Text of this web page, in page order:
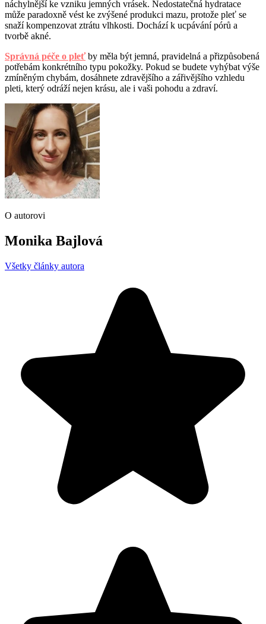
náchylnější ke vzniku jemných vrásek. Nedostatečná hydratace
může paradoxně vést ke zvýšené produkci mazu, protože pleť se
snaží kompenzovat ztrátu vlhkosti. Dochází k ucpávání pórů a
tvorbě akné.
Správná péče o pleť by měla být jemná, pravidelná a přizpůsobená
potřebám konkrétního typu pokožky. Pokud se budete vyhýbat výše
zmíněným chybám, dosáhnete zdravějšího a zářivějšího vzhledu
pleti, který odráží nejen krásu, ale i vaši pohodu a zdraví.
O autorovi
Monika Bajlová
Všetky články autora